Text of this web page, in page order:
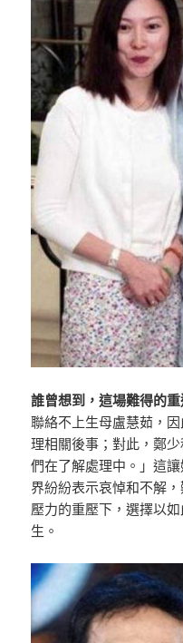
誰曾想到，這場難得的
聯絡不上生母盧慧茹，
理相關後事；對此，鄭
們在了解處理中。」這
界紛紛表示哀悼和不解
壓力的重壓下，選擇以
生。